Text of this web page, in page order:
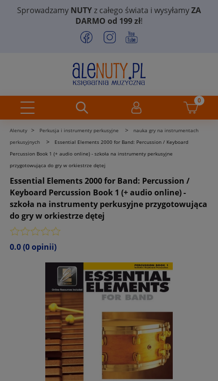
Sprowadzamy NUTYz całego świata i wysyłamyZA
DARMO od 199 zł!
Alenuty > Perkusja i instrumenty perkusyjne >
nauka gry na instrumentach
perkusyjnych
>
Essential Elements 2000 for Band: Percussion / Keyboard
Percussion Book 1 (+ audio online) - szkoła na instrumenty perkusyjne
przygotowująca do gry w orkiestrze dętej
Essential Elements 2000 for Band: Percussion /
Keyboard Percussion Book 1 (+ audio online) -
szkoła na instrumenty perkusyjne przygotowująca
do gry w orkiestrze dętej
0.0(0 opinii)